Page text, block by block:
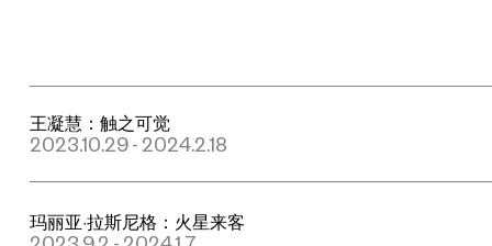
王凝慧：触之可觉
2023.10.29 - 2024.2.18
玛丽亚·拉斯尼格：火星来客